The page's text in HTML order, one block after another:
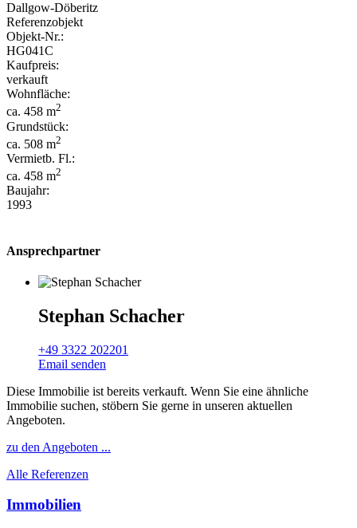
Dallgow-Döberitz
Referenzobjekt
Objekt-Nr.:
HG041C
Kaufpreis:
verkauft
Wohnfläche:
ca. 458 m2
Grundstück:
ca. 508 m2
Vermietb. Fl.:
ca. 458 m2
Baujahr:
1993
Ansprechpartner
Stephan Schacher
+49 3322 202201
Email senden
Diese Immobilie ist bereits verkauft. Wenn Sie eine ähnliche
Immobilie suchen, stöbern Sie gerne in unseren aktuellen
Angeboten.
zu den Angeboten ...
Alle Referenzen
Immobilien